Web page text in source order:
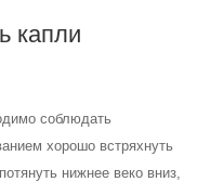
капли
соблюдать
хорошо встряхнуть
нижнее веко вниз,